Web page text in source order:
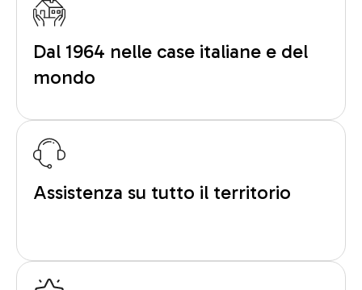
Dal 1964 nelle case italiane e del
mondo
Assistenza su tutto il territorio